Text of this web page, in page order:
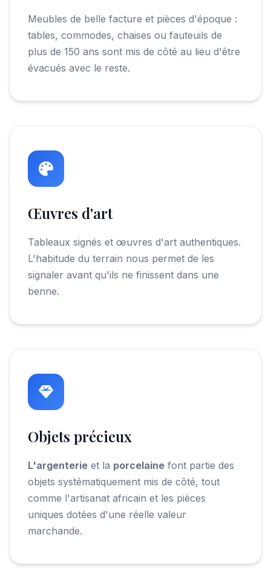
Meubles de belle facture et pièces d'époque :
tables, commodes, chaises ou fauteuils de
plus de 150 ans sont mis de côté au lieu d'être
évacués avec le reste.
Œuvres d'art
Tableaux signés et œuvres d'art authentiques.
L'habitude du terrain nous permet de les
signaler avant qu'ils ne finissent dans une
benne.
Objets précieux
L'argenterie et la porcelaine font partie des
objets systématiquement mis de côté, tout
comme l'artisanat africain et les pièces
uniques dotées d'une réelle valeur
marchande.